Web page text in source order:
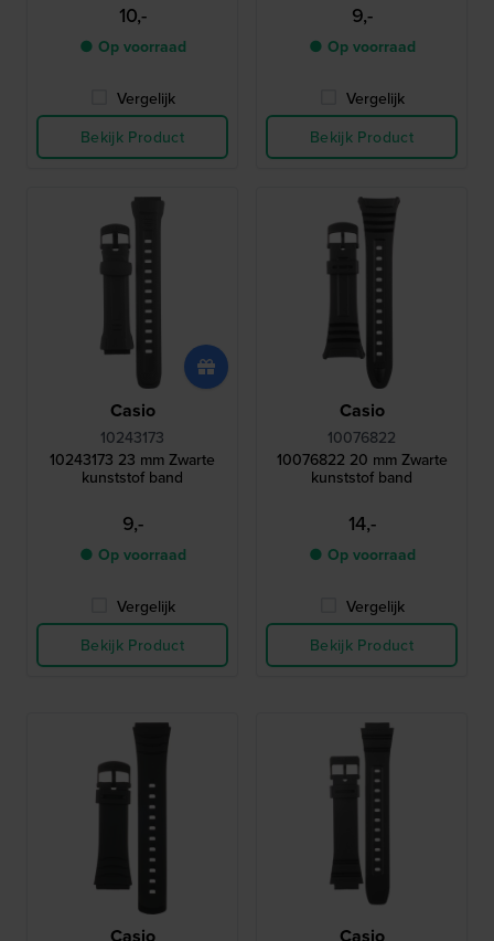
10,-
● Op voorraad
Vergelijk
Bekijk Product
9,-
● Op voorraad
Vergelijk
Bekijk Product
Casio
10243173
10243173 23 mm Zwarte
kunststof band
9,-
● Op voorraad
Vergelijk
Bekijk Product
Casio
10076822
10076822 20 mm Zwarte
kunststof band
14,-
● Op voorraad
Vergelijk
Bekijk Product